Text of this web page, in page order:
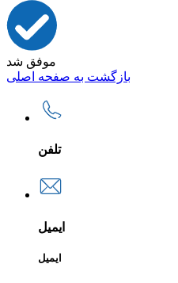
موفق شد
بازگشت به صفحه اصلی
تلفن
ایمیل
ایمیل